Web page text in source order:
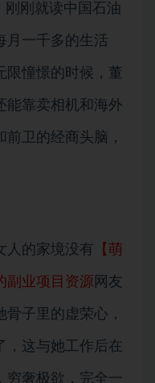
刚就读中国石油
月一千多的生活
限憧憬的时候，董
能靠卖相机和海外
卫的经商头脑，
人的家境没有 【萌
副业项目资源 网友
子里的虚荣心，
，这与她工作后在
穷奢极欲，完全一